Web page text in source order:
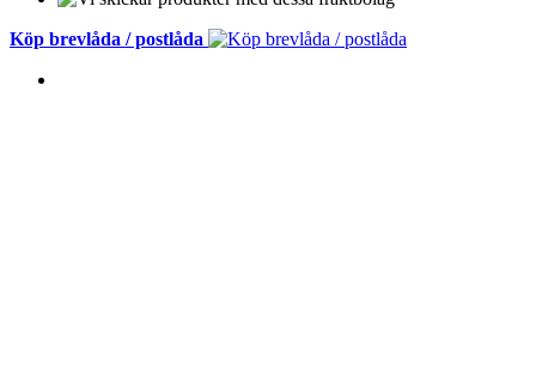
Köp brevlåda / postlåda